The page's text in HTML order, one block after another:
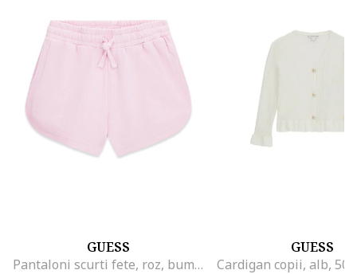
GUESS
Pantaloni scurti fete, roz, bumbac, casual
GUESS